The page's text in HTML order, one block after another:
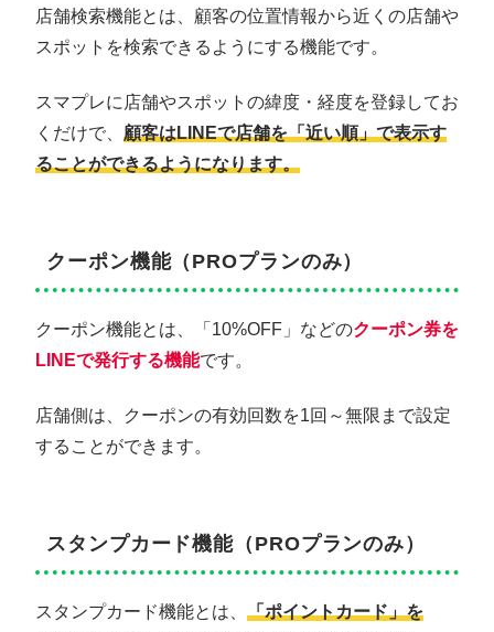
店舗検索機能とは、顧客の位置情報から近くの店舗や
スポットを検索できるようにする機能です。
スマプレに店舗やスポットの緯度・経度を登録してお
くだけで、 顧客はLINEで店舗を「近い順」で表示す
ることができるようになります。
クーポン機能（PROプランのみ）
クーポン機能とは、「10%OFF」などのクーポン券を
LINEで発行する機能です。
店舗側は、クーポンの有効回数を1回～無限まで設定
することができます。
スタンプカード機能（PROプランのみ）
スタンプカード機能とは、 「ポイントカード」を